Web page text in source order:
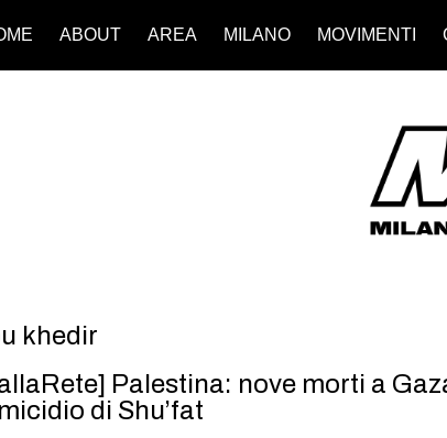
ABOUT AREA MILANO MOVIMENTI
khedir
Palestina: nove morti a
di Shu’fat